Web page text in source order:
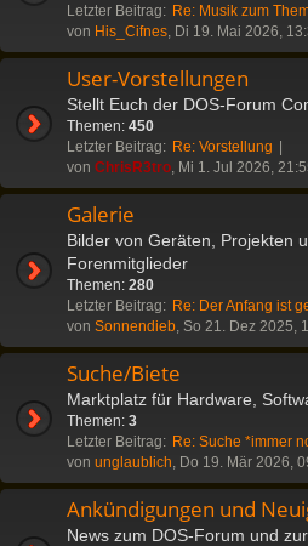
Letzter Beitrag: Re: Musik zum
von His_Cifnes, Di 19. Mai 2026,
User-Vorstellungen
Stellt Euch der DOS-Forum
Themen: 450
Letzter Beitrag: Re: Vorstellung
von ChrisR3tro, Mi 1. Jul 2026,
Galerie
Bilder von Geräten, Projekten
Forenmitglieder
Themen: 280
Letzter Beitrag: Re: Der Anfang ist
von Sonnendieb, So 21. Dez 2025,
Suche/Biete
Marktplatz für Hardware,
Themen: 3
Letzter Beitrag: Re: Suche *immer
von unglaublich, Do 19. Mär 2026,
Ankündigungen und
News zum DOS-Forum und